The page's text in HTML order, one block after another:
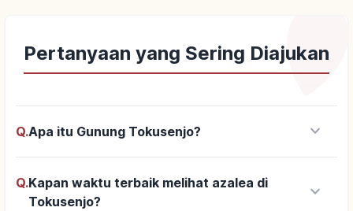
Pertanyaan yang Sering Diajukan
Q.Apa itu Gunung Tokusenjo? keyboard_arrow_down
Q.Kapan waktu terbaik melihat azalea di
Tokusenjo?
keyboard_arrow_down